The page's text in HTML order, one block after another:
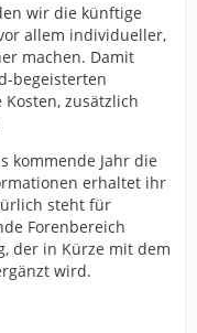
wir die künftige
allem individueller,
machen. Damit
begeisterten
zusätzlich
kommende Jahr die
erhaltet ihr
steht für
Forenbereich
der in Kürze mit dem
wird.